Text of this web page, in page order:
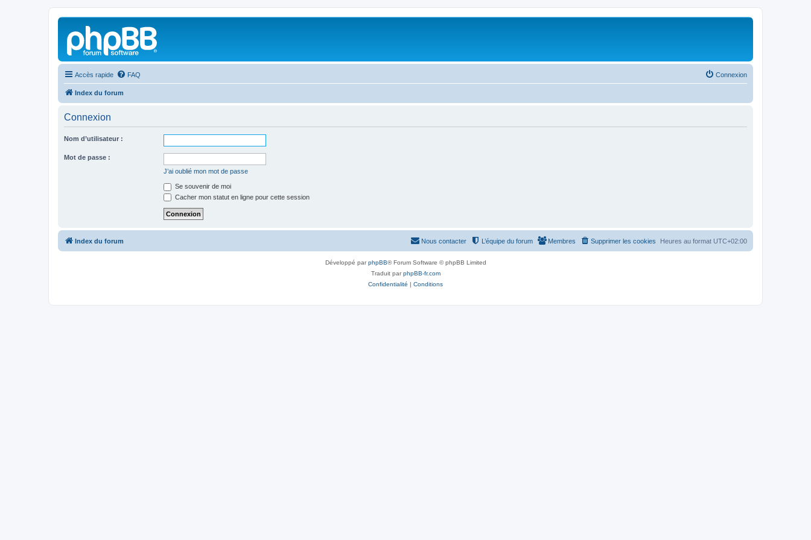
Accès rapide FAQ Connexion
Index du forum
Connexion
Nom d’utilisateur :
Mot de passe :
J’ai oublié mon mot de passe
Se souvenir de moi
Cacher mon statut en ligne pour cette session
Index du forum Heures au format UTC+02:00
Supprimer les cookies
Membres
L’équipe du forum
Nous contacter
Développé parphpBB® Forum Software © phpBB Limited
Traduit parphpBB-fr.com
Confidentialité | Conditions